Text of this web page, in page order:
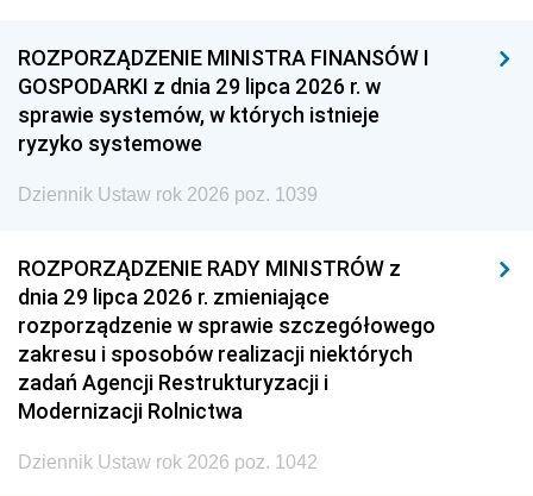
ROZPORZĄDZENIE MINISTRA FINANSÓW I
GOSPODARKI z dnia 29 lipca 2026 r. w
sprawie systemów, w których istnieje
ryzyko systemowe
Dziennik Ustaw rok 2026 poz. 1039
ROZPORZĄDZENIE RADY MINISTRÓW z
dnia 29 lipca 2026 r. zmieniające
rozporządzenie w sprawie szczegółowego
zakresu i sposobów realizacji niektórych
zadań Agencji Restrukturyzacji i
Modernizacji Rolnictwa
Dziennik Ustaw rok 2026 poz. 1042